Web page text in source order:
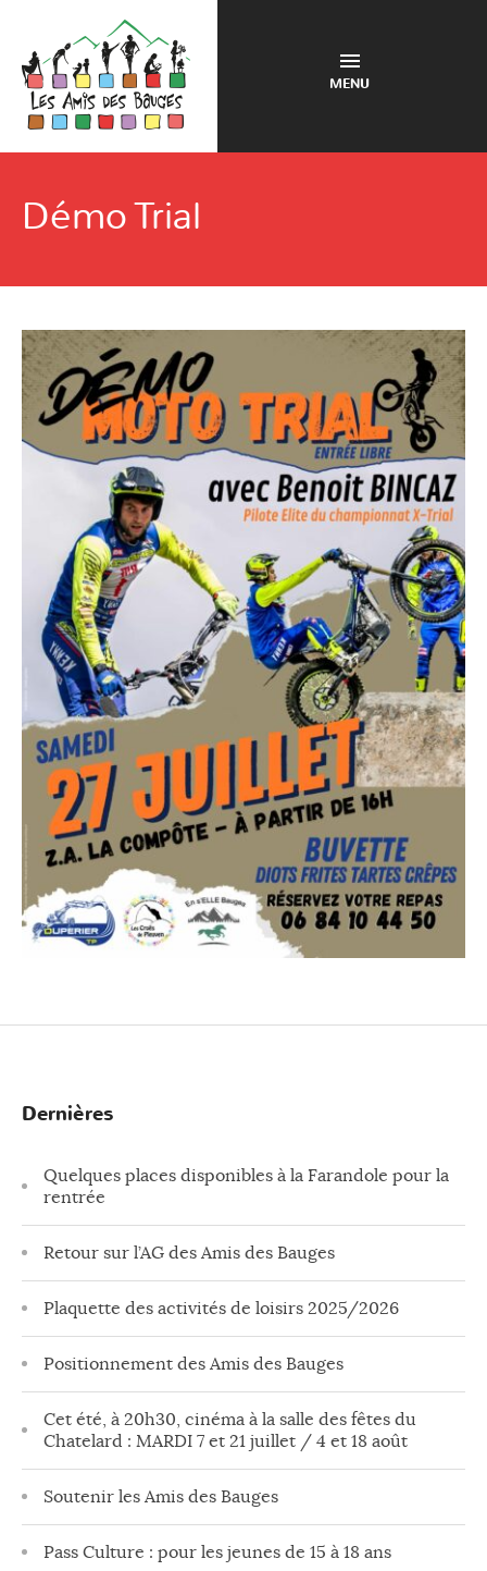
MENU
Démo Trial
Dernières
Quelques places disponibles à la Farandole pour la
rentrée
Retour sur l’AG des Amis des Bauges
Plaquette des activités de loisirs 2025/2026
Positionnement des Amis des Bauges
Cet été, à 20h30, cinéma à la salle des fêtes du
Chatelard : MARDI 7 et 21 juillet / 4 et 18 août
Soutenir les Amis des Bauges
Pass Culture : pour les jeunes de 15 à 18 ans